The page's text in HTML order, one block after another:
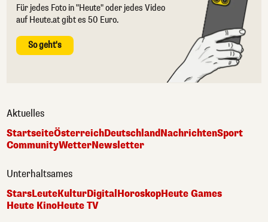
Für jedes Foto in "Heute" oder jedes Video
auf Heute.at gibt es 50 Euro.
So geht's
Aktuelles
StartseiteÖsterreichDeutschlandNachrichtenSport
CommunityWetterNewsletter
Unterhaltsames
StarsLeuteKulturDigitalHoroskopHeute Games
Heute KinoHeute TV